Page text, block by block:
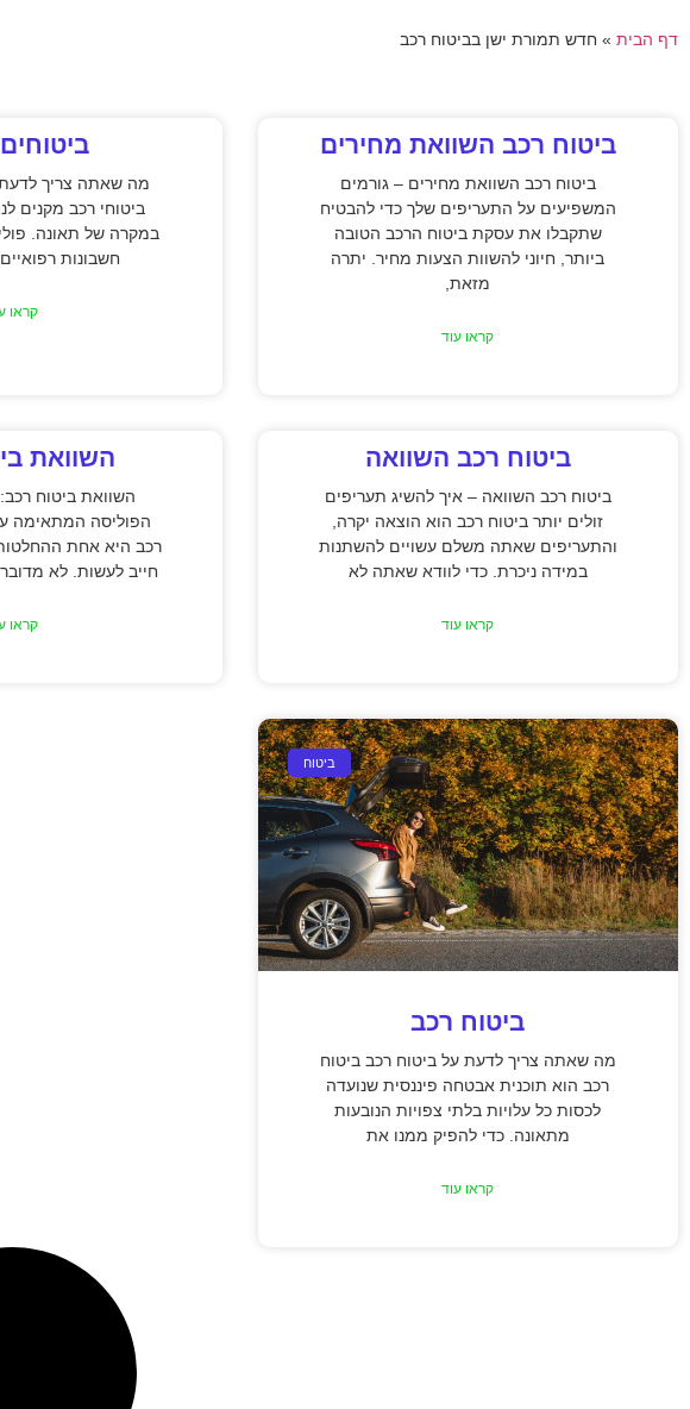
דף הבית » חדש תמורת ישן בביטוח רכב
ביטוח רכב השוואת מחירים
ביטוח רכב השוואת מחירים – גורמים
המשפיעים על התעריפים שלך כדי להבטיח
שתקבלו את עסקת ביטוח הרכב הטובה
ביותר, חיוני להשוות הצעות מחיר. יתרה
מזאת,
קראו עוד
מה שאתה צריך לדעת
ביטוחי רכב מקנים
במקרה של תאונה.
חשבונות רפואיים
קראו
ביטוח רכב השוואה
ביטוח רכב השוואה – איך להשיג תעריפים
זולים יותר ביטוח רכב הוא הוצאה יקרה,
והתעריפים שאתה משלם עשויים להשתנות
במידה ניכרת. כדי לוודא שאתה לא
קראו עוד
השוואת
השוואת ביטוח
הפוליסה המתאימה
רכב היא אחת
חייב לעשות. לא
קראו
ביטוח
ביטוח רכב
מה שאתה צריך לדעת על ביטוח רכב ביטוח
רכב הוא תוכנית אבטחה פיננסית שנועדה
לכסות כל עלויות בלתי צפויות הנובעות
מתאונה. כדי להפיק ממנו את
קראו עוד